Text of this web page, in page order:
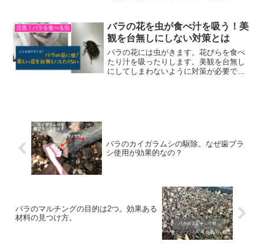
スを予防したり駆除するためにできる方
法を紹介します。
注意！バラを食べる虫
バラの花を虫が食べ汁を吸う！美
観を台無しにしない対策とは
バラの花には虫がきます。花びらを食べ
たり汁を吸ったりします。美観を台無し
にしてしまわないように対策が必要で
バラのカイガラムシの駆除。なぜ歯ブラ
シ使用が効果的なの？
バラのマルチングの目的は2つ。効果ある
材料の見つけ方。